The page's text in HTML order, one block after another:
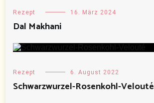
Rezept 16. März 2024
Dal Makhani
Rezept 6. August 2022
Schwarzwurzel-Rosenkohl-Velouté